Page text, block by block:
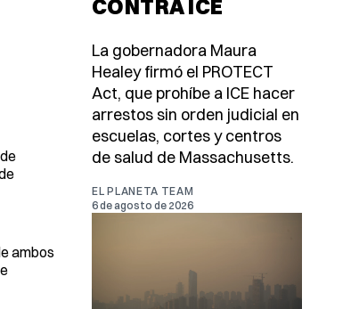
ambos
CONTRA ICE
La gobernadora Maura
Healey firmó el PROTECT
Act, que prohíbe a ICE hacer
arrestos sin orden judicial en
escuelas, cortes y centros
de salud de Massachusetts.
EL PLANETA TEAM
6 de agosto de 2026